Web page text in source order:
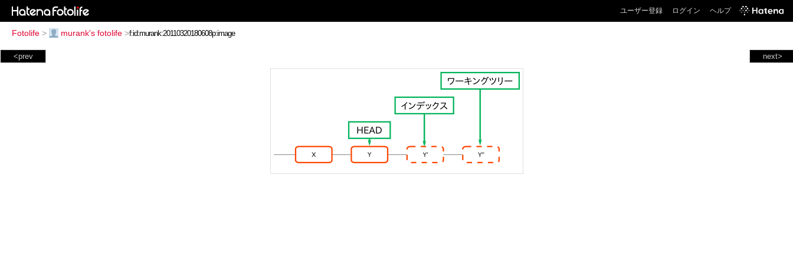
ユーザー登録 ログイン ヘルプ
Fotolife > murank's fotolife >
next>
<prev